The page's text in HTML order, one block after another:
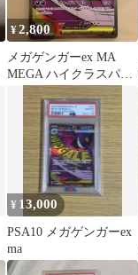
¥2,800
メガゲンガーex MA
MEGA ハイクラスパッ
ク MEGAドリームex
¥ 13,000
PSA10 メガゲンガーex
ma